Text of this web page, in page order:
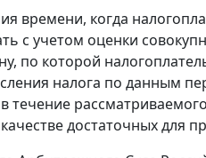
времени, когда
с учетом оценки
по которой
налога по данным
течение
достаточных для